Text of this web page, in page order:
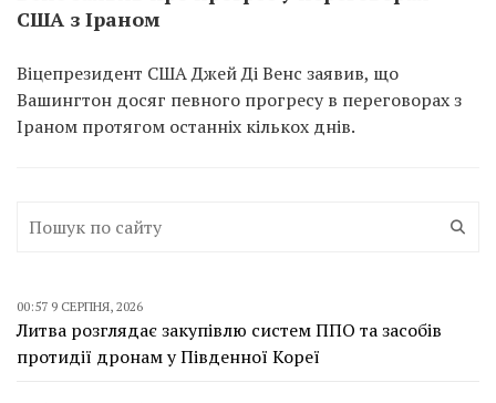
США з Іраном
Віцепрезидент США Джей Ді Венс заявив, що
Вашингтон досяг певного прогресу в переговорах з
Іраном протягом останніх кількох днів.
00:57 9 СЕРПНЯ, 2026
Литва розглядає закупівлю систем ППО та засобів
протидії дронам у Південної Кореї